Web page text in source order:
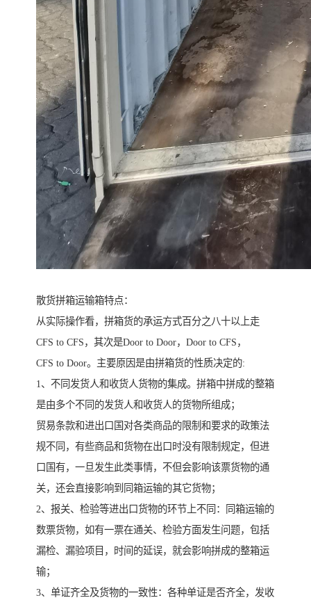
散货拼箱运输箱特点：
从实际操作看，拼箱货的承运方式百分之八十以上走
CFS to CFS，其次是Door to Door，Door to CFS，
CFS to Door。主要原因是由拼箱货的性质决定的:
1、不同发货人和收货人货物的集成。拼箱中拼成的整箱
是由多个不同的发货人和收货人的货物所组成；
贸易条款和进出口国对各类商品的限制和要求的政策法
规不同，有些商品和货物在出口时没有限制规定，但进
口国有，一旦发生此类事情，不但会影响该票货物的通
关，还会直接影响到同箱运输的其它货物；
2、报关、检验等进出口货物的环节上不同：同箱运输的
数票货物，如有一票在通关、检验方面发生问题，包括
漏检、漏验项目，时间的延误，就会影响拼成的整箱运
输；
3、单证齐全及货物的一致性：各种单证是否齐全，发收